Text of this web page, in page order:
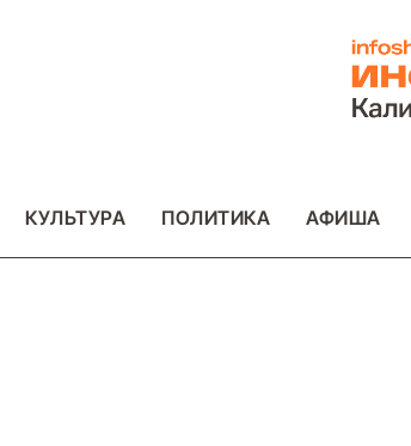
КУЛЬТУРА ПОЛИТИКА АФИША